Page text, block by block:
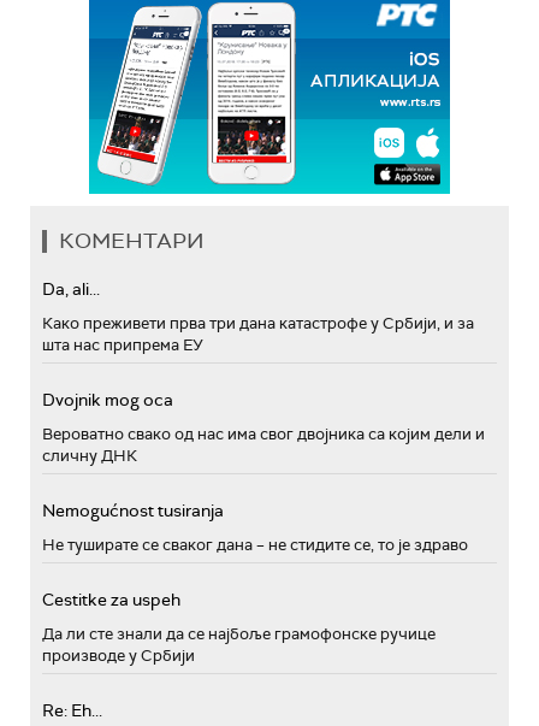
КОМЕНТАРИ
Da, ali...
Како преживети прва три дана катастрофе у Србији, и за
шта нас припрема ЕУ
Dvojnik mog oca
Вероватно свако од нас има свог двојника са којим дели и
сличну ДНК
Nemogućnost tusiranja
Не туширате се сваког дана – не стидите се, то је здраво
Cestitke za uspeh
Да ли сте знали да се најбоље грамофонске ручице
производе у Србији
Re: Eh...